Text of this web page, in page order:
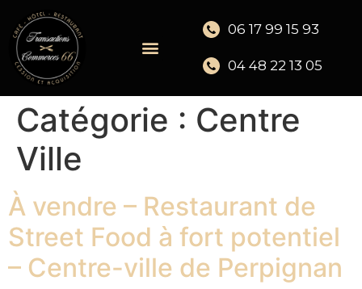
06 17 99 15 93
04 48 22 13 05
Catégorie : Centre
Ville
À vendre – Restaurant de
Street Food à fort potentiel
– Centre-ville de Perpignan